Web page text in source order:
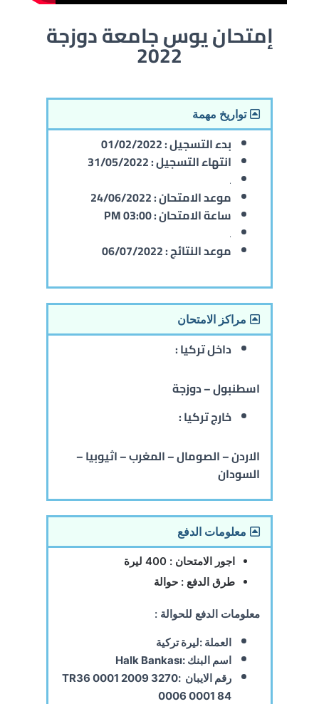
إمتحان يوس جامعة دوزجة
2022
تواريخ مهمة
بدء التسجيل :01/02/2022
انتهاء التسجيل :
.
موعد الامتحان :24/06/2022
ساعة الامتحان :03:00 PM
.
موعد النتائج :06/07/2022
مراكز الامتحان
داخل تركيا :
اسطنبول – دوزجة
خارج تركيا :
الاردن – الصومال – المغرب – اثيوبيا –
السودان
معلومات الدفع
اجور الامتحان : 400 ليرة
طرق الدفع : حوالة
معلومات الدفع للحوالة :
العملة :ليرة تركية
اسم البنك :Halk Bankası
رقم الايبان :TR36 0001 2009 3270
0006 0001 84